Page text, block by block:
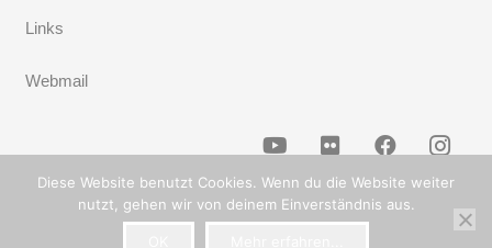
Links
Webmail
Diese Website benutzt Cookies. Wenn du die Website weiter
nutzt, gehen wir von deinem Einverständnis aus.